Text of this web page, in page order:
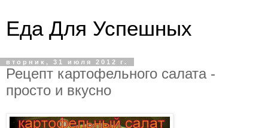
Еда Для Успешных
вторник, 31 июля 2012 г.
Рецепт картофельного салата -
просто и вкусно